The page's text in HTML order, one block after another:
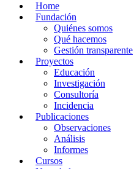
Home
Fundación
Quiénes somos
Qué hacemos
Gestión transparente
Proyectos
Educación
Investigación
Consultoría
Incidencia
Publicaciones
Observaciones
Análisis
Informes
Cursos